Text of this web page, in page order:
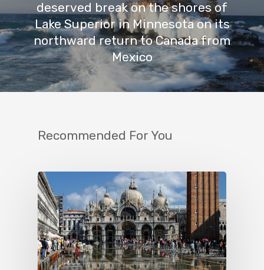
deserved break on the shores of
Lake Superior in Minnesota on its
northward return to Canada from
Mexico
Recommended For You